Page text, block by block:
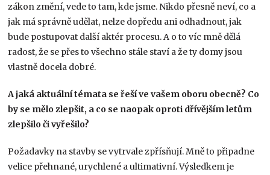
zákon změní, vede to tam, kde jsme. Nikdo přesně neví, co a
jak má správně udělat, nelze dopředu ani odhadnout, jak
bude postupovat další aktér procesu. A o to víc mně dělá
radost, že se přes to všechno stále staví a že ty domy jsou
vlastně docela dobré.
A jaká aktuální témata se řeší ve vašem oboru obecně? Co
by se mělo zlepšit, a co se naopak oproti dřívějším letům
zlepšilo či vyřešilo?
Požadavky na stavby se vytrvale zpřísňují. Mně to připadne
velice přehnané, urychlené a ultimativní. Výsledkem je